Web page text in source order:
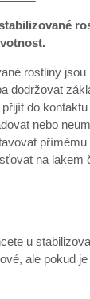
rostliny
dodržovat
do
nebo
na lakem
u
ale pokud